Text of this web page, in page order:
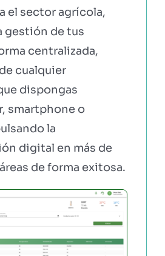
el sector agrícola,
gestión de tus
centralizada,
cualquier
dispongas
smartphone o
la
digital en más de
de forma exitosa.